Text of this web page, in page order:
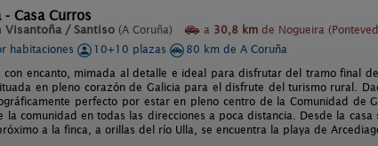
- Casa Curros
Visantoña / Santiso (A Coruña) a 30,8 km de Nogueira
habitaciones
10+10 plazas
80 km de A Coruña
con encanto, mimada al detalle e ideal para disfrutar del tramo final
en pleno corazón de Galicia para el disfrute del turismo rural.
perfecto por estar en pleno centro de la Comunidad de
la comunidad en todas las direcciones a poca distancia. Desde la
a la finca, a orillas del río Ulla, se encuentra la playa de